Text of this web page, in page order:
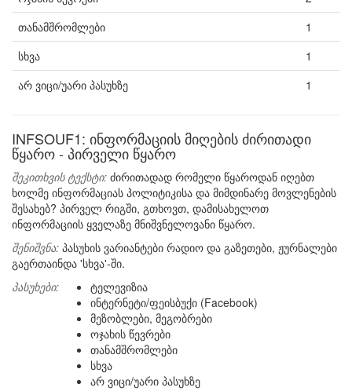
თანამშრომლები
1
სხვა
1
არ ვიცი/უარი პასუხზე
1
INFSOUF1: ინფორმაციის მიღების ძირითადი
წყარო - პირველი წყარო
შეკითხვის ტექსტი: ძირითადად რომელი წყაროდან იღებთ
ხოლმე ინფორმაციას პოლიტიკისა და მიმდინარე მოვლენების
შესახებ? პირველ რიგში, გთხოვთ, დამისახელოთ
ინფორმაციის ყველაზე მნიშვნელოვანი წყარო.
შენიშვნა: პასუხის ვარიანტები რადიო და გაზეთები, ჟურნალები
გაერთაინდა 'სხვა'-ში.
პასუხები:
ტელევიზია
ინტერნეტი/ფეისბუქი (Facebook)
მეზობლები, მეგობრები
ოჯახის წევრები
თანამშრომლები
სხვა
არ ვიცი/უარი პასუხზე